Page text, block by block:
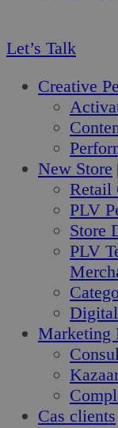
Let’s Talk
Creative
New Store
Retail
PLV
Store
PLV
Marketing
Cas clients